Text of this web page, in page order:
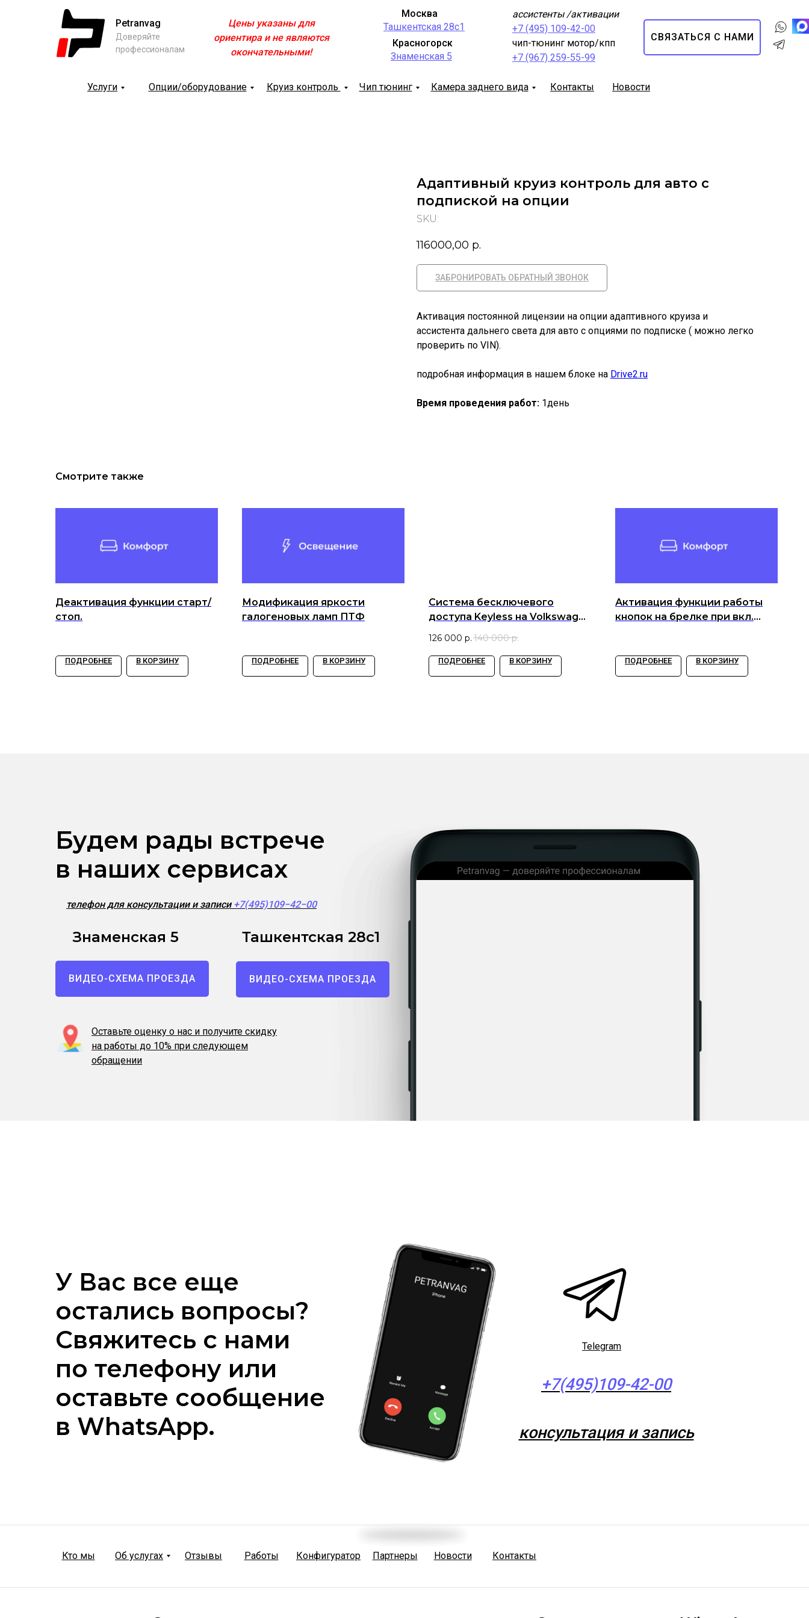
Ташкентская 28с1
Знаменская 5
ассистенты /активации
+7 (495) 109-42-00
чип-тюнинг мотор/кпп
+7 (967) 259-55-99
Москва
Красногорск
Petranvag
Доверяйте
профессионалам
СВЯЗАТЬСЯ С НАМИ
Цены указаны для
ориентира и не являются
окончательными!
Опции/оборудование Круиз контроль Чип тюнинг Камера заднего вида Контакты
Услуги Новости
Адаптивный круиз контроль для авто с
подпиской на опции
SKU:
116000,00 р.
ЗАБРОНИРОВАТЬ ОБРАТНЫЙ ЗВОНОК
Активация постоянной лицензии на опции адаптивного круиза и
ассистента дальнего света для авто с опциями по подписке ( можно легко
проверить по VIN).
подробная информация в нашем блоке на Drive2.ru
Время проведения работ: 1день
Смотрите также
Деактивация функции старт/
стоп.
ПОДРОБНЕЕ В КОРЗИНУ
Модификация яркости
галогеновых ламп ПТФ
ПОДРОБНЕЕ В КОРЗИНУ
Система бесключевого
доступа Keyless на Volkswagen
126 000 р. 140 000 р.
ПОДРОБНЕЕ В КОРЗИНУ
Активация функции работы
кнопок на брелке при вкл.
ПОДРОБНЕЕ В КОРЗИНУ
Будем рады встрече
в наших сервисах
телефон для консультации и записи +7(495)109−42−00
Знаменская 5
ВИДЕО-СХЕМА ПРОЕЗДА
Ташкентская 28с1
ВИДЕО-СХЕМА ПРОЕЗДА
Оставьте оценку о нас и получите скидку
на работы до 10% при следующем
обращении
У Вас все еще
остались вопросы?
Свяжитесь с нами
по телефону или
оставьте сообщение
в WhatsApp.
Кто мы Конфигуратор
Отзывы
Telegram
Об услугах
+7(495)109-42-00
консультация и запись
Работы Партнеры Новости Контакты